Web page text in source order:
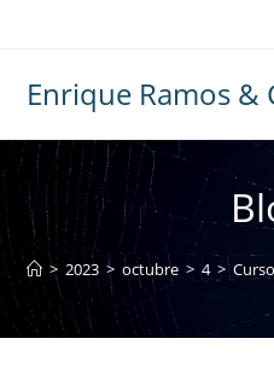
Enrique Ramos &
> 2023 > octubre > 4 >